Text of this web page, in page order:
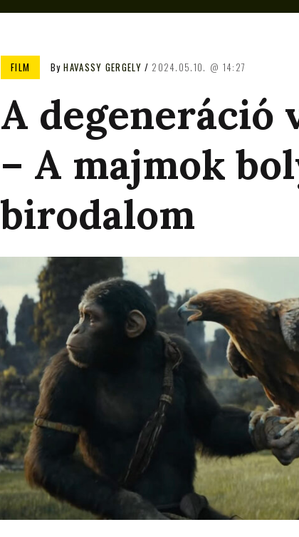
FILM ByHAVASSY GERGELY 2024.05.10. 14:27
A degeneráció
– A majmok
birodalom